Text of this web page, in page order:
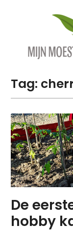
Tag:
De
hobby